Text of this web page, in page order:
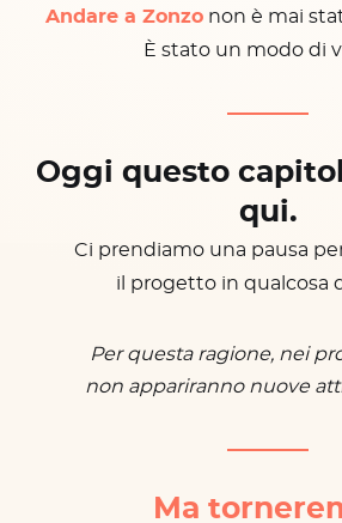
Andare a Zonzonon è mai
È stato un modo di
Oggi questo
qui.
Ci prendiamo una pausa
il progetto in qualcosa
Per questa ragione, nei
non appariranno nuove
Ma